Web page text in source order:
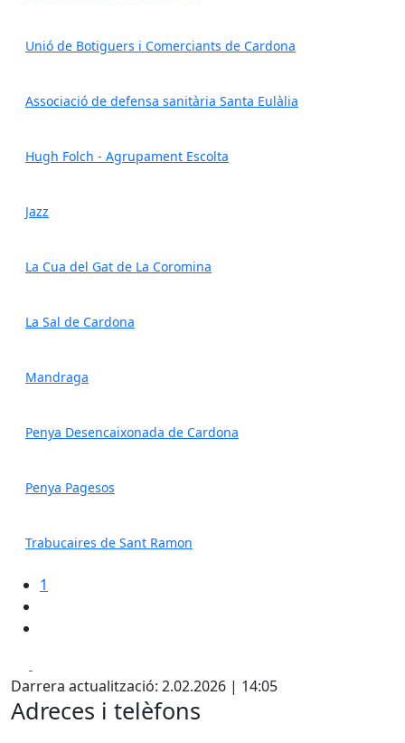
Unió de Botiguers i Comerciants de Cardona
Associació de defensa sanitària Santa Eulàlia
Hugh Folch - Agrupament Escolta
Jazz
La Cua del Gat de La Coromina
La Sal de Cardona
Mandraga
Penya Desencaixonada de Cardona
Penya Pagesos
Trabucaires de Sant Ramon
1
Darrera actualització: 2.02.2026 | 14:05
Adreces i telèfons